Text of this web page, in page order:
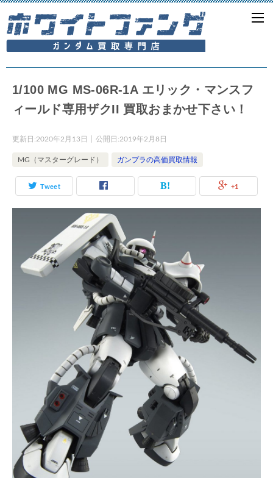
1/100 MG MS-06R-1A エリック・マンスフ
ィールド専用ザクII 買取おまかせ下さい！
更新日:2020年2月13日 公開日:2019年2月8日
MG（マスターグレード） ガンプラの高価買取情報
Tweet +1